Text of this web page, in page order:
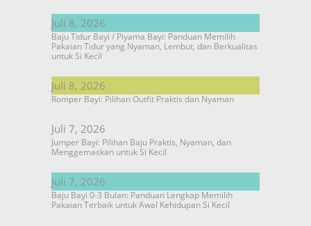
Juli 8, 2026
Baju Tidur Bayi / Piyama Bayi: Panduan Memilih
Pakaian Tidur yang Nyaman, Lembut, dan Berkualitas
untuk Si Kecil
Juli 8, 2026
Romper Bayi: Pilihan Outfit Praktis dan Nyaman
Juli 7, 2026
Jumper Bayi: Pilihan Baju Praktis, Nyaman, dan
Menggemaskan untuk Si Kecil
Juli 7, 2026
Baju Bayi 0-3 Bulan: Panduan Lengkap Memilih
Pakaian Terbaik untuk Awal Kehidupan Si Kecil